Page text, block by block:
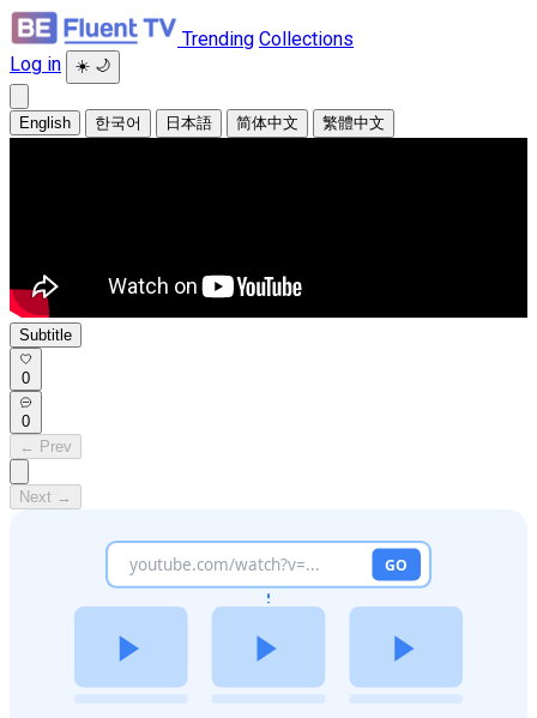
Trending Collections
Log in
☀️ 🌙
English 한국어 日本語 简体中文 繁體中文
Subtitle
0
0
← Prev
Next →